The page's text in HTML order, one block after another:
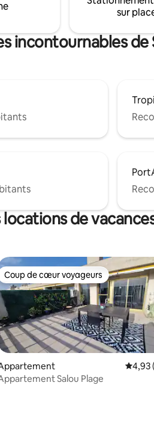
sur
incontournables de
de
5
sur la base de 96
Coup de cœur voyageurs
Coup de cœur voyageurs
4,93
Salou Plage